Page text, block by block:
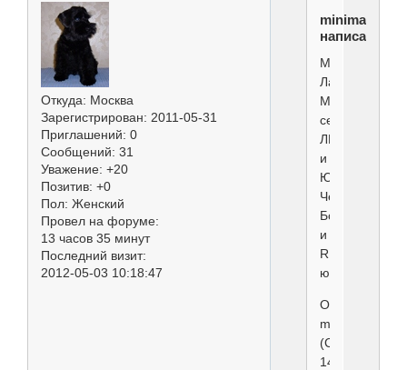
Откуда: Москва
Зарегистрирован: 2011-05-31
Приглашений: 0
Сообщений: 31
Уважение: +20
Позитив: +0
Пол: Женский
Провел на форуме:
13 часов 35 минут
Последний визит:
2012-05-03 10:18:47
minimaks
написал(а):
Минимакс
Ла-
Манш
сегодня
ЛЮ
и
Юный
Чемпион
Болгарии
и
RBIS
юниоров!
minimaks
(Сегодня
14:45:17)